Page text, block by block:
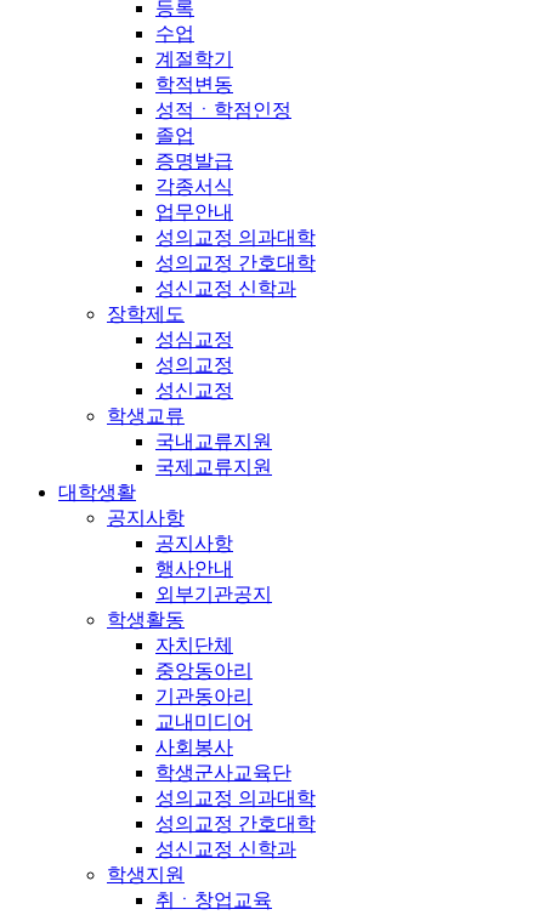
등록
수업
계절학기
학적변동
성적ㆍ학점인정
졸업
증명발급
각종서식
업무안내
성의교정 의과대학
성의교정 간호대학
성신교정 신학과
장학제도
성심교정
성의교정
성신교정
학생교류
국내교류지원
국제교류지원
대학생활
공지사항
공지사항
행사안내
외부기관공지
학생활동
자치단체
중앙동아리
기관동아리
교내미디어
사회봉사
학생군사교육단
성의교정 의과대학
성의교정 간호대학
성신교정 신학과
학생지원
취ㆍ창업교육